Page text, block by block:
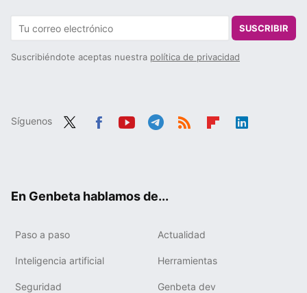
SUSCRIBIR
Suscribiéndote aceptas nuestra política de privacidad
Síguenos
En Genbeta hablamos de...
Paso a paso Actualidad
Inteligencia artificial Herramientas
Seguridad Genbeta dev